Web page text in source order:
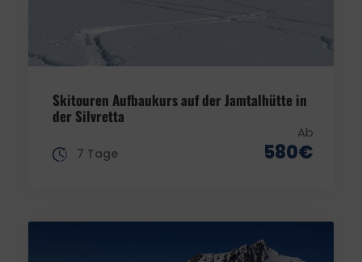
Skitouren Aufbaukurs auf der Jamtalhütte in
der Silvretta
Ab
580€
7 Tage